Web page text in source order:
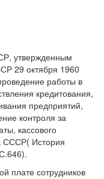
утвержденным
29 октября 1960
работы в
кредитования,
предприятий,
контроля за
кассового
СССР( История
плате сотрудников